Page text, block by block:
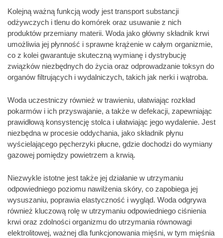
Kolejną ważną funkcją wody jest transport substancji
odżywczych i tlenu do komórek oraz usuwanie z nich
produktów przemiany materii. Woda jako główny składnik krwi
umożliwia jej płynność i sprawne krążenie w całym organizmie,
co z kolei gwarantuje skuteczną wymianę i dystrybucję
związków niezbędnych do życia oraz odprowadzanie toksyn do
organów filtrujących i wydalniczych, takich jak nerki i wątroba.
Woda uczestniczy również w trawieniu, ułatwiając rozkład
pokarmów i ich przyswajanie, a także w defekacji, zapewniając
prawidłową konsystencję stolca i ułatwiając jego wydalenie. Jest
niezbędna w procesie oddychania, jako składnik płynu
wyścielającego pęcherzyki płucne, gdzie dochodzi do wymiany
gazowej pomiędzy powietrzem a krwią.
Niezwykle istotne jest także jej działanie w utrzymaniu
odpowiedniego poziomu nawilżenia skóry, co zapobiega jej
wysuszaniu, poprawia elastyczność i wygląd. Woda odgrywa
również kluczową rolę w utrzymaniu odpowiedniego ciśnienia
krwi oraz zdolności organizmu do utrzymania równowagi
elektrolitowej, ważnej dla funkcjonowania mięśni, w tym mięśnia